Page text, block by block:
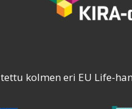
kolmen eri EU Life-